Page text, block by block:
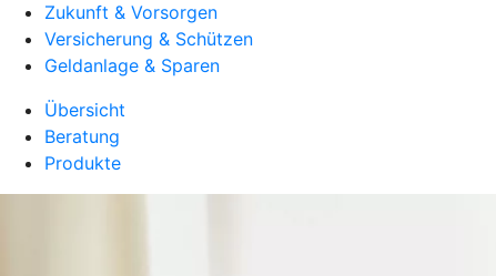
Zukunft & Vorsorgen
Versicherung & Schützen
Geldanlage & Sparen
Übersicht
Beratung
Produkte